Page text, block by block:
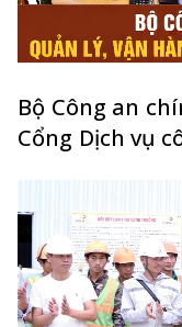
Bộ Công an
Cổng Dịch vụ